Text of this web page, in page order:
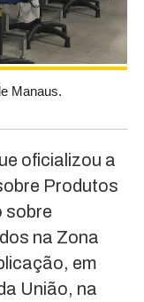
Manaus.
oficializou a
Produtos
sobre
na Zona
em
União, na